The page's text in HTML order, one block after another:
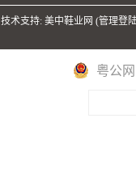
技术支持: 美中鞋业网 (管理登
粤公